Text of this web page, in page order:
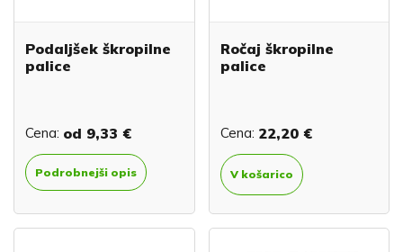
Podaljšek škropilne
palice
Cena: od 9,33 €
Podrobnejši opis
Ročaj škropilne
palice
Cena: 22,20 €
V košarico